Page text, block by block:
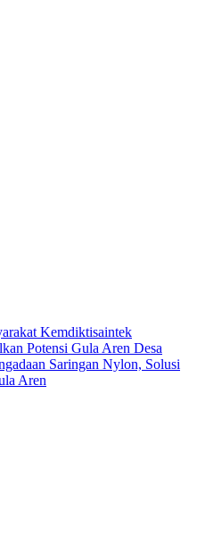
Kemdiktisaintek
Potensi Gula Aren Desa
Saringan Nylon, Solusi
Aren